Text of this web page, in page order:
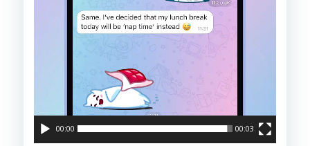
00:00 00:03